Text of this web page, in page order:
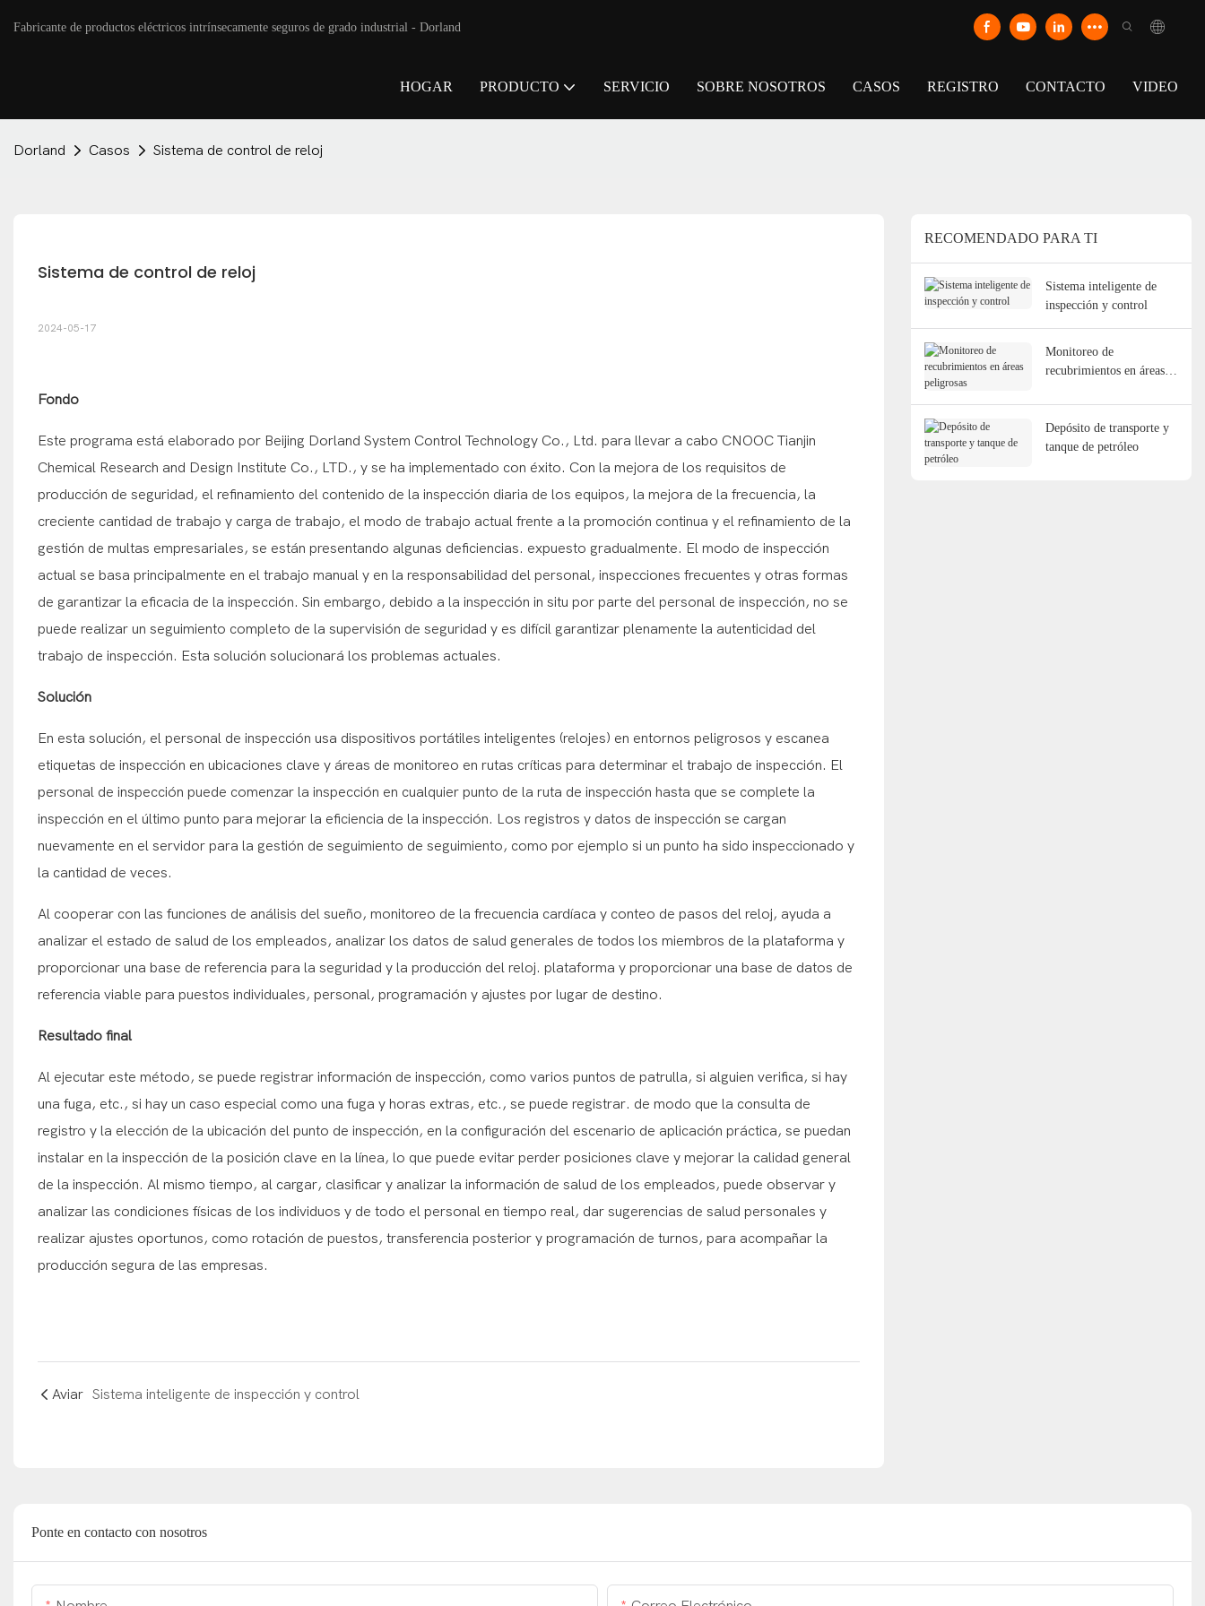
Fabricante de productos eléctricos intrínsecamente seguros de grado industrial - Dorland
HOGAR PRODUCTO SERVICIO SOBRE NOSOTROS CASOS REGISTRO CONTACTO VIDEO
Dorland Casos Sistema de control de reloj
Sistema de control de reloj
2024-05-17
Fondo
Este programa está elaborado por Beijing Dorland System Control Technology Co., Ltd. para llevar a cabo CNOOC Tianjin
Chemical Research and Design Institute Co., LTD., y se ha implementado con éxito. Con la mejora de los requisitos de
producción de seguridad, el refinamiento del contenido de la inspección diaria de los equipos, la mejora de la frecuencia, la
creciente cantidad de trabajo y carga de trabajo, el modo de trabajo actual frente a la promoción continua y el refinamiento de la
gestión de multas empresariales, se están presentando algunas deficiencias. expuesto gradualmente. El modo de inspección
actual se basa principalmente en el trabajo manual y en la responsabilidad del personal, inspecciones frecuentes y otras formas
de garantizar la eficacia de la inspección. Sin embargo, debido a la inspección in situ por parte del personal de inspección, no se
puede realizar un seguimiento completo de la supervisión de seguridad y es difícil garantizar plenamente la autenticidad del
trabajo de inspección. Esta solución solucionará los problemas actuales.
Solución
En esta solución, el personal de inspección usa dispositivos portátiles inteligentes (relojes) en entornos peligrosos y escanea
etiquetas de inspección en ubicaciones clave y áreas de monitoreo en rutas críticas para determinar el trabajo de inspección. El
personal de inspección puede comenzar la inspección en cualquier punto de la ruta de inspección hasta que se complete la
inspección en el último punto para mejorar la eficiencia de la inspección. Los registros y datos de inspección se cargan
nuevamente en el servidor para la gestión de seguimiento de seguimiento, como por ejemplo si un punto ha sido inspeccionado y
la cantidad de veces.
Al cooperar con las funciones de análisis del sueño, monitoreo de la frecuencia cardíaca y conteo de pasos del reloj, ayuda a
analizar el estado de salud de los empleados, analizar los datos de salud generales de todos los miembros de la plataforma y
proporcionar una base de referencia para la seguridad y la producción del reloj. plataforma y proporcionar una base de datos de
referencia viable para puestos individuales, personal, programación y ajustes por lugar de destino.
Resultado final
Al ejecutar este método, se puede registrar información de inspección, como varios puntos de patrulla, si alguien verifica, si hay
una fuga, etc., si hay un caso especial como una fuga y horas extras, etc., se puede registrar. de modo que la consulta de
registro y la elección de la ubicación del punto de inspección, en la configuración del escenario de aplicación práctica, se puedan
instalar en la inspección de la posición clave en la línea, lo que puede evitar perder posiciones clave y mejorar la calidad general
de la inspección. Al mismo tiempo, al cargar, clasificar y analizar la información de salud de los empleados, puede observar y
analizar las condiciones físicas de los individuos y de todo el personal en tiempo real, dar sugerencias de salud personales y
realizar ajustes oportunos, como rotación de puestos, transferencia posterior y programación de turnos, para acompañar la
producción segura de las empresas.
Aviar Sistema inteligente de inspección y control
RECOMENDADO PARA TI
Sistema inteligente de
inspección y control
Monitoreo de
recubrimientos en áreas
Depósito de transporte y
tanque de petróleo
Ponte en contacto con nosotros